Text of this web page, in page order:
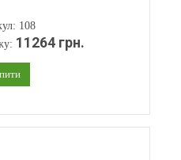
108
11264 грн.